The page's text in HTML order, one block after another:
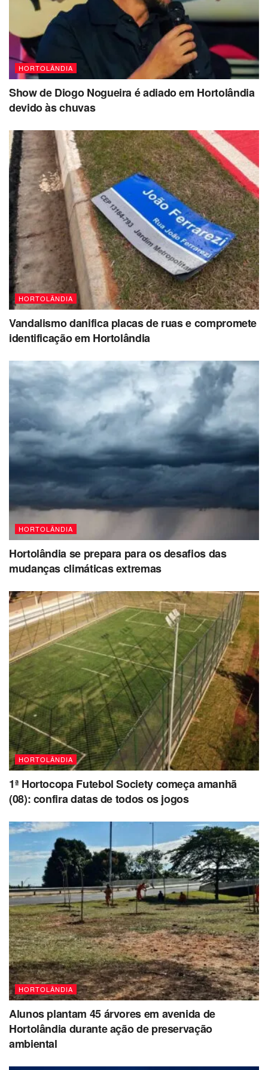
HORTOLÂNDIA
Show de Diogo Nogueira é adiado em Hortolândia
devido às chuvas
HORTOLÂNDIA
Vandalismo danifica placas de ruas e compromete
identificação em Hortolândia
HORTOLÂNDIA
Hortolândia se prepara para os desafios das
mudanças climáticas extremas
HORTOLÂNDIA
1ª Hortocopa Futebol Society começa amanhã
(08): confira datas de todos os jogos
HORTOLÂNDIA
Alunos plantam 45 árvores em avenida de
Hortolândia durante ação de preservação
ambiental